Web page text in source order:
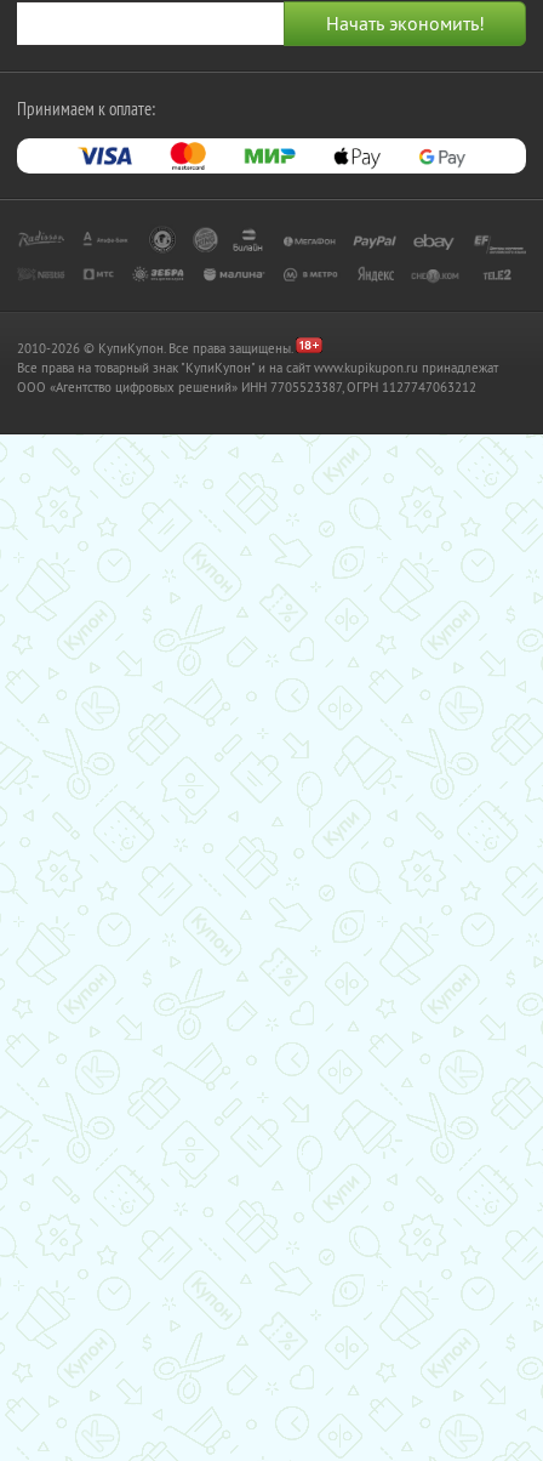
Принимаем к оплате:
2010-2026 © КупиКупон. Все права защищены.
Все права на товарный знак "КупиКупон" и на сайт www.kupikupon.ru принадлежат
OOO «Агентство цифровых решений» ИНН 7705523387, ОГРН 1127747063212